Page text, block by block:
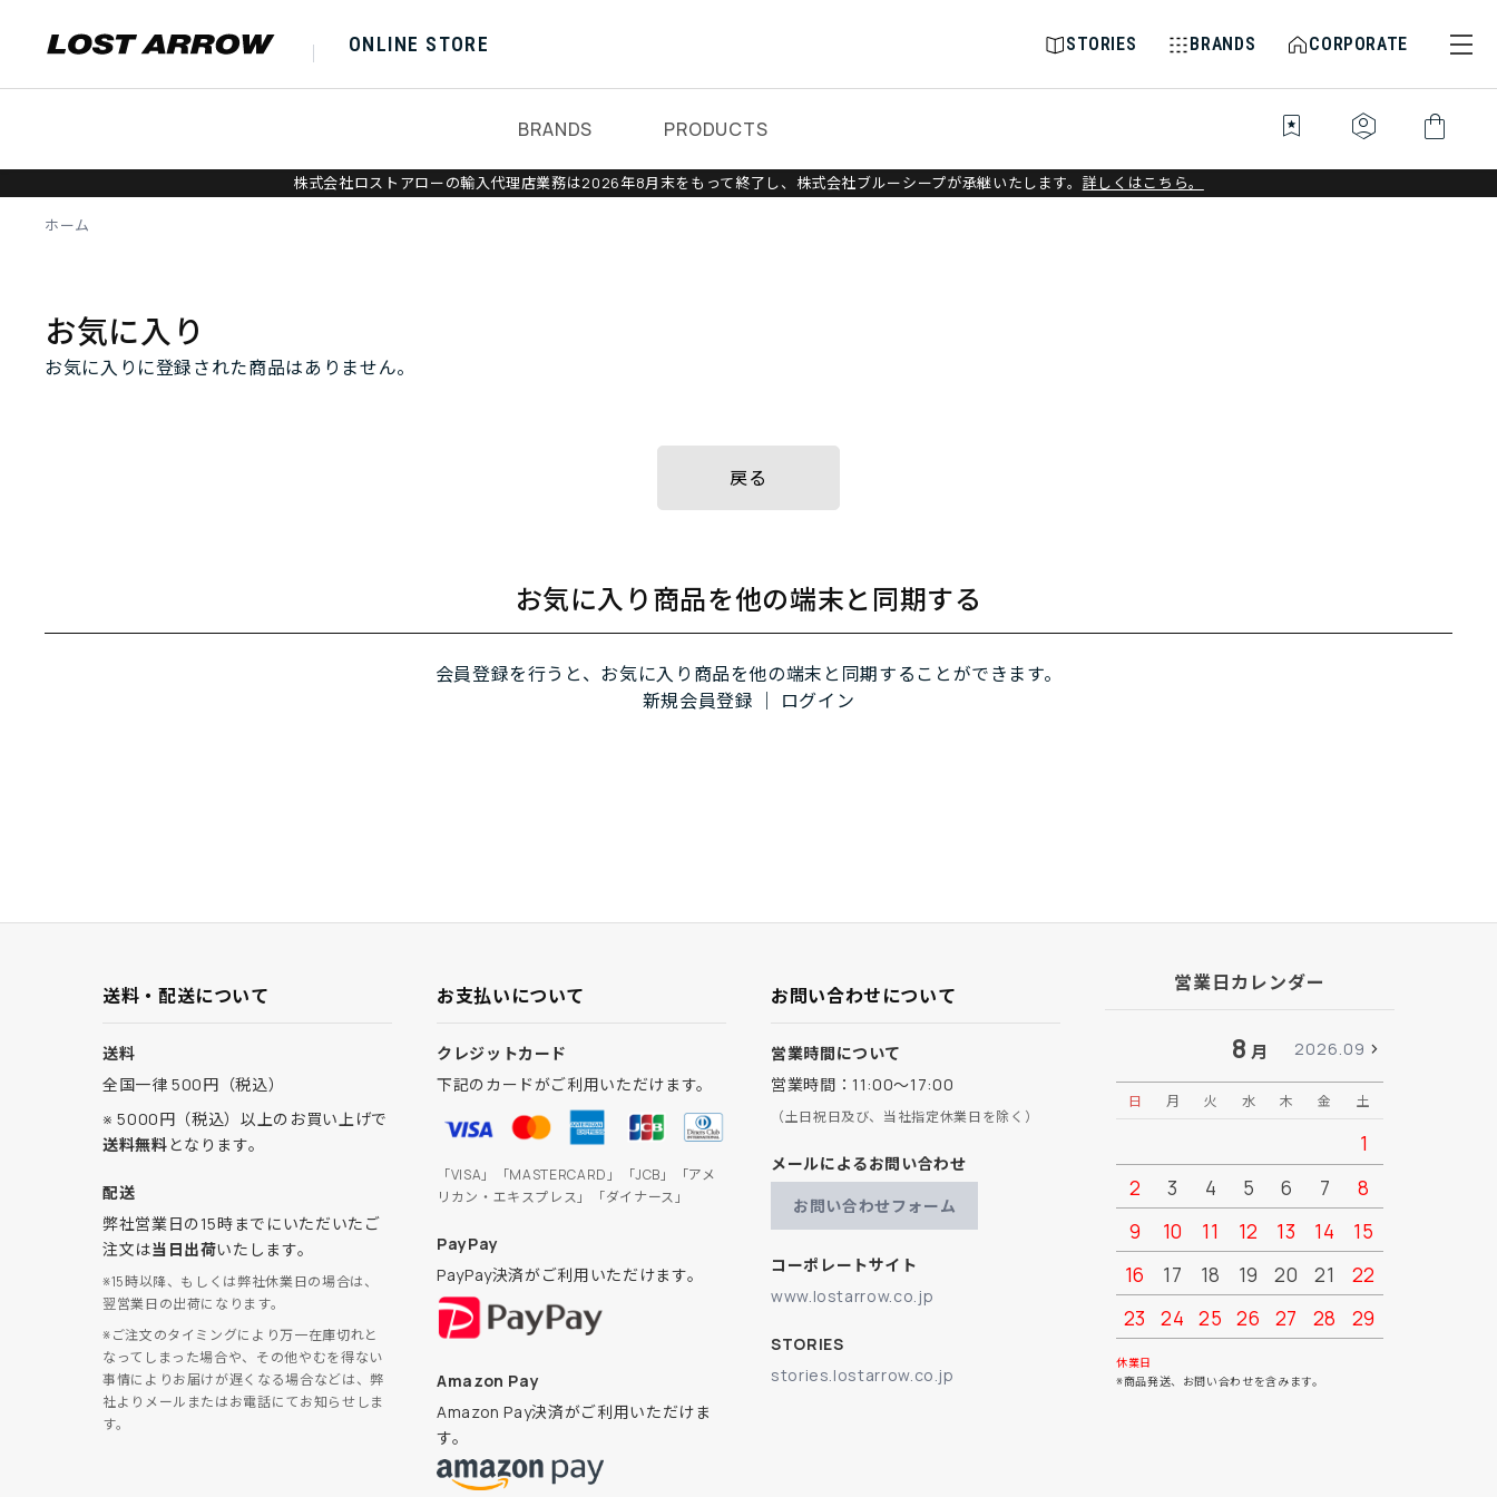
ONLINE STORE STORIES BRANDS CORPORATE
BRANDS PRODUCTS bookmark_star identity_platform shopping_bag
株式会社ロストアローの輸入代理店業務は2026年8月末をもって終了し、株式会社ブルーシープが承継いたします。 詳しくはこちら。
ホーム
お気に入り
お気に入りに登録された商品はありません。
戻る
お気に入り商品を他の端末と同期する
会員登録を行うと、お気に入り商品を他の端末と同期することができます。
新規会員登録
ログイン
送料・配送について
送料
全国一律 500円（税込）
※ 5000円（税込）以上のお買い上げで
送料無料となります。
配送
弊社営業日の15時までにいただいたご
注文は当日出荷いたします。
※15時以降、もしくは弊社休業日の場合は、
翌営業日の出荷になります。
※ご注文のタイミングにより万一在庫切れと
なってしまった場合や、その他やむを得ない
事情によりお届けが遅くなる場合などは、弊
社よりメールまたはお電話にてお知らせしま
す。
お支払いについて
クレジットカード
下記のカードがご利用いただけます。
「VISA」「MASTERCARD」「JCB」「アメ
リカン・エキスプレス」「ダイナース」
PayPay
PayPay決済がご利用いただけます。
Amazon Pay
Amazon Pay決済がご利用いただけま
す。
お問い合わせについて
営業時間について
営業時間：11:00～17:00
（土日祝日及び、当社指定休業日を除く）
メールによるお問い合わせ
お問い合わせフォーム
コーポレートサイト
www.lostarrow.co.jp
STORIES
stories.lostarrow.co.jp
営業日カレンダー
8 月 2026.09
日 月 火 水 木 金 土
1
2
3 4 5 6 7
8
9
10 11 12 13 14
15
16
17 18 19 20 21
22
23
24 25 26 27 28
29
30
休業日
※商品発送、お問い合わせを含みます。